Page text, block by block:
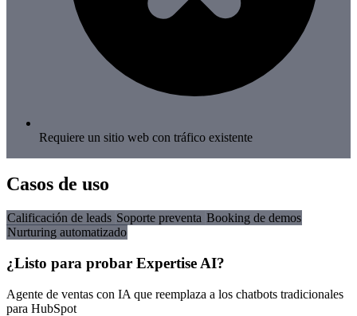
Requiere un sitio web con tráfico existente
Casos de uso
Calificación de leads Soporte preventa Booking de demos
Nurturing automatizado
¿Listo para probar Expertise AI?
Agente de ventas con IA que reemplaza a los chatbots tradicionales
para HubSpot